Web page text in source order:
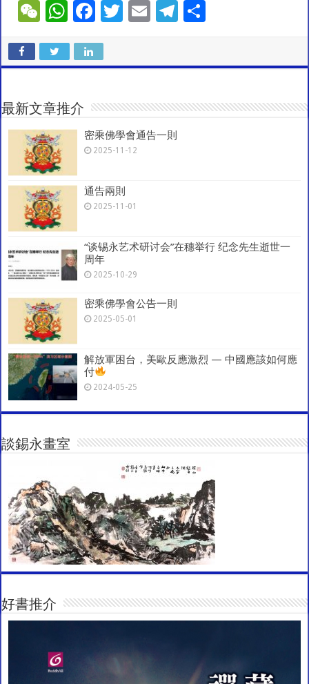
W
C
h
at
W
at
sA
p
p
F
e
b
o
k
T
er
E
l
T
gr
a
e
最新文章推介
密乘佛學會通告一則
2025-11-12
通告兩則
2025-11-01
“谈锡永艺术研讨会”在穗举行 纪念先生逝世一
周年
2025-10-29
密乘佛學會公告一則
2025-05-01
解放軍困台，美歐反應激烈 — 中國應該如何應
付
2024-05-25
談錫永畫室
好書推介